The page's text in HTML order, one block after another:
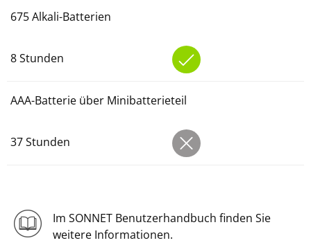
675 Alkali-Batterien
8 Stunden
AAA-Batterie über Minibatterieteil
37 Stunden
Im SONNET Benutzerhandbuch finden Sie
weitere Informationen.